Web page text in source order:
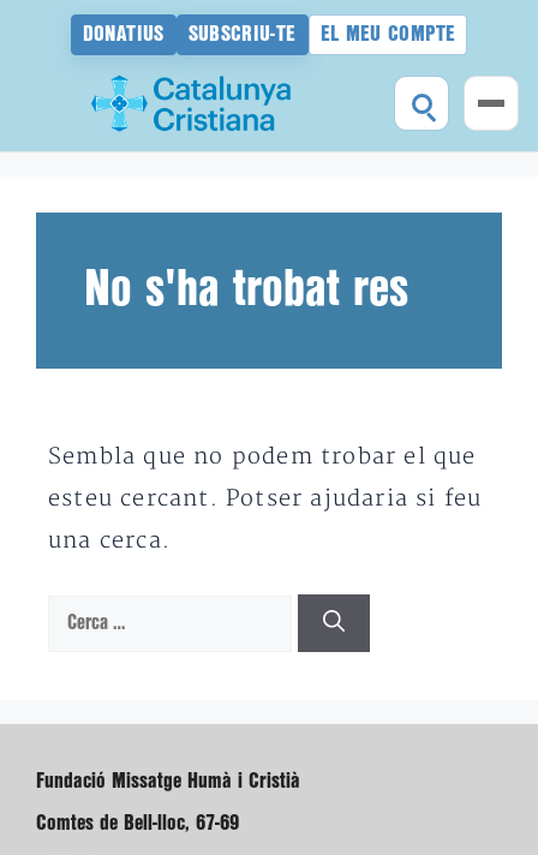
DONATIUS SUBSCRIU-TE EL MEU COMPTE
No s'ha trobat res
Sembla que no podem trobar el que
esteu cercant. Potser ajudaria si feu
una cerca.
Cerca:
Fundació Missatge Humà i Cristià
Comtes de Bell-lloc, 67-69